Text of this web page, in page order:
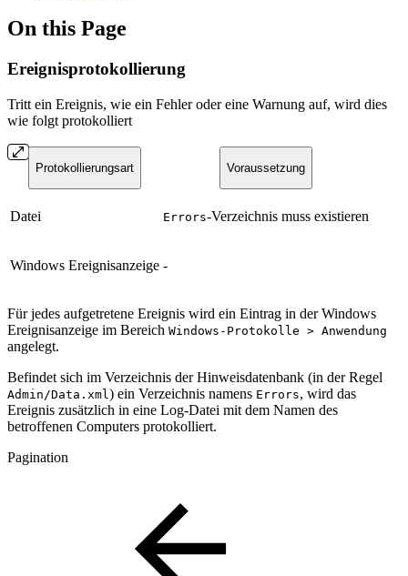
On this Page
Ereignisprotokollierung
Tritt ein Ereignis, wie ein Fehler oder eine Warnung auf, wird dies
wie folgt protokolliert
Protokollierungsart Voraussetzung
Datei Errors-Verzeichnis muss existieren
Windows Ereignisanzeige -
Für jedes aufgetretene Ereignis wird ein Eintrag in der Windows
Ereignisanzeige im Bereich Windows-Protokolle > Anwendung
angelegt.
Befindet sich im Verzeichnis der Hinweisdatenbank (in der Regel
Admin/Data.xml ) ein Verzeichnis namens Errors, wird das
Ereignis zusätzlich in eine Log-Datei mit dem Namen des
betroffenen Computers protokolliert.
Pagination